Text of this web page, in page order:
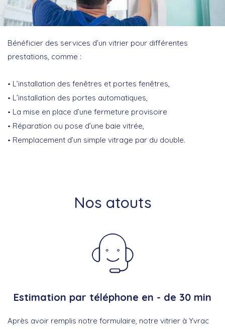
Bénéficier des services d’un vitrier pour différentes
prestations, comme :
L’installation des fenêtres et portes fenêtres,
L’installation des portes automatiques,
La mise en place d’une fermeture provisoire
Réparation ou pose d’une baie vitrée,
Remplacement d’un simple vitrage par du double.
Nos atouts
Estimation par téléphone en - de 30 min
Après avoir remplis notre formulaire, notre vitrier à Yvrac